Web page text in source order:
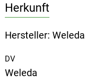
Herkunft
Hersteller: Weleda
DV
Weleda